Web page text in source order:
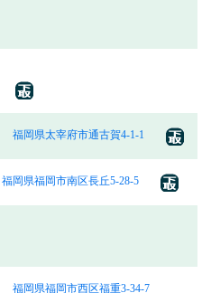
福岡県太宰府市通古賀4-1-1
福岡県福岡市南区長丘5-28-5
福岡県福岡市西区福重3-34-7